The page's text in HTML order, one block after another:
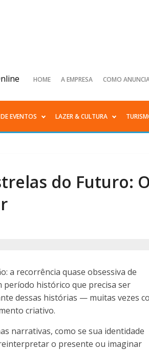
HOME A EMPRESA COMO
EVENTOS LAZER & CULTURA
do Futuro: O
a recorrência quase obsessiva de
período histórico que precisa ser
dessas histórias — muitas vezes
criativo.
narrativas, como se sua identidade
o presente ou imaginar